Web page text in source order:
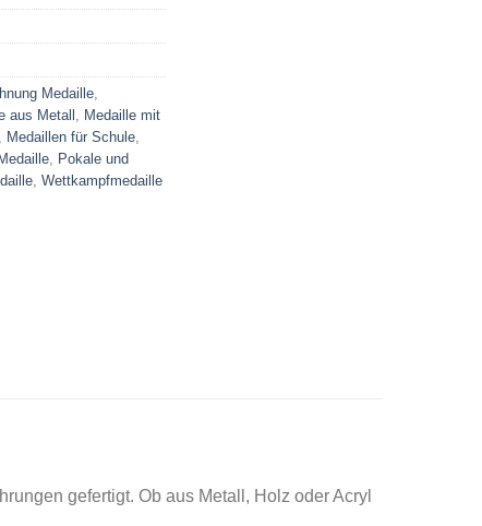
Medaille
aus Metall
Medaille mit
Medaillen für Schule
Pokale und
Wettkampfmedaille
gefertigt. Ob aus Metall, Holz oder Acryl